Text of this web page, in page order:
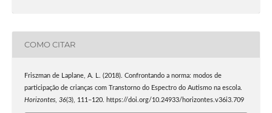
COMO CITAR
Friszman de Laplane, A. L. (2018). Confrontando a norma: modos de
participação de crianças com Transtorno do Espectro do Autismo na escola.
Horizontes, 36(3), 111–120. https://doi.org/10.24933/horizontes.v36i3.709